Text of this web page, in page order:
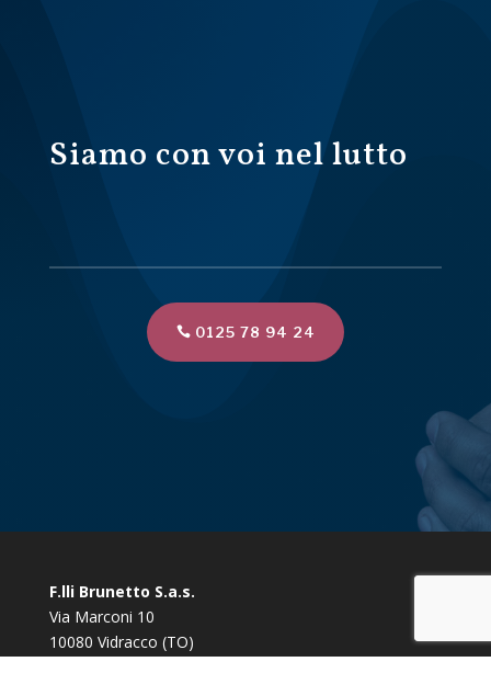
Siamo con voi nel lutto
0125 78 94 24
F.lli Brunetto S.a.s.
Via Marconi 10
10080 Vidracco (TO)